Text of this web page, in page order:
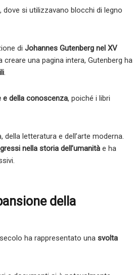
, dove si utilizzavano blocchi di legno
di Johannes Gutenberg nel XV
una pagina intera, Gutenberg ha
.
e della conoscenza, poiché i libri
letteratura e dell’arte moderna.
nella storia dell’umanità e ha
della
ha rappresentato una svolta